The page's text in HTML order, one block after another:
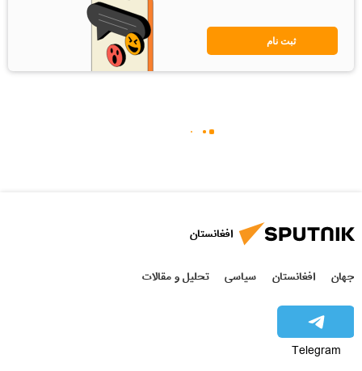
ثبت نام
افغانستان
جهان افغانستان سیاسی تحلیل و مقالات
Telegram